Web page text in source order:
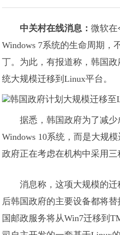
中关村在线消息：微软在
Windows 7系统的生命周期，
丁。为此，有报道称，韩国政
统大规模迁移到Linux平台。
据悉，韩国政府为了减
Windows 10系统，而是大规
政府正在考虑在机构中采用三
消息称，这项大规模的迁
后韩国政府的主要设备都将
国邮政服务将从Win7迁移到